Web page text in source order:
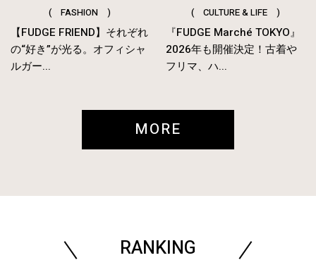
( FASHION )
【FUDGE FRIEND】それぞれ
の“好き”が光る。オフィシャ
ルガー...
( CULTURE & LIFE )
『FUDGE Marché TOKYO』
2026年も開催決定！古着や
フリマ、ハ...
MORE
RANKING